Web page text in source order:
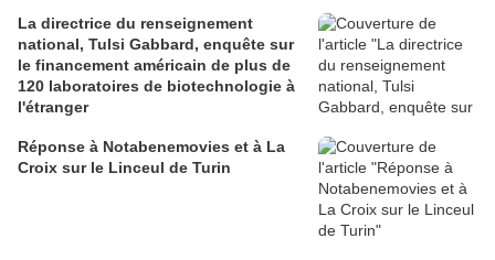
La directrice du renseignement
national, Tulsi Gabbard, enquête sur
le financement américain de plus de
120 laboratoires de biotechnologie à
l'étranger
Réponse à Notabenemovies et à La
Croix sur le Linceul de Turin